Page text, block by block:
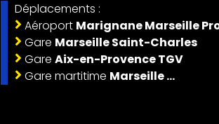
Déplacements :
Aéroport Marignane Marseille
Gare Marseille Saint-Charles
Gare Aix-en-Provence TGV
Gare martitime Marseille ...